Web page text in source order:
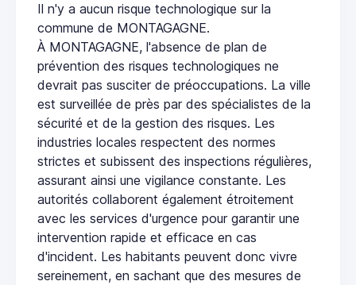
Il n'y a aucun risque technologique sur la
commune de MONTAGAGNE.
À MONTAGAGNE, l'absence de plan de
prévention des risques technologiques ne
devrait pas susciter de préoccupations. La ville
est surveillée de près par des spécialistes de la
sécurité et de la gestion des risques. Les
industries locales respectent des normes
strictes et subissent des inspections régulières,
assurant ainsi une vigilance constante. Les
autorités collaborent également étroitement
avec les services d'urgence pour garantir une
intervention rapide et efficace en cas
d'incident. Les habitants peuvent donc vivre
sereinement, en sachant que des mesures de